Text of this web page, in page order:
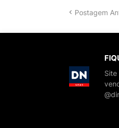
Postagem